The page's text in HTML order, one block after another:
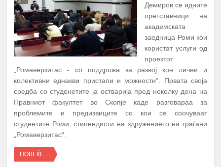
Демиров се идните
претставници на
академската
заедница Роми кои
користат услуги од
проектот
„Ромаверзитас - со поддршка за развој кон лични и
колективни еднакви пристапи и можности“. Првата своја
средба со студенетите ја остварија пред неколку дена на
Правниот факултет во Скопје каде разговараа за
проблемите и предизвиците со кои се соочуваат
студентите Роми, стипендисти на здружението на граѓани
„Ромаверзитас“.
ПОВЕЌЕ...